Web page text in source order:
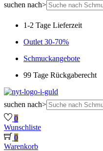
suchen nach>
1-2 Tage Lieferzeit
Outlet 30-70%
Schmuckangebote
99 Tage Rückgaberecht
suchen nach>
0
Wunschliste
0
Warenkorb